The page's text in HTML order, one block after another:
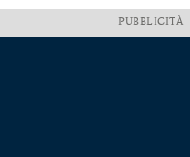
PUBBLICITÀ